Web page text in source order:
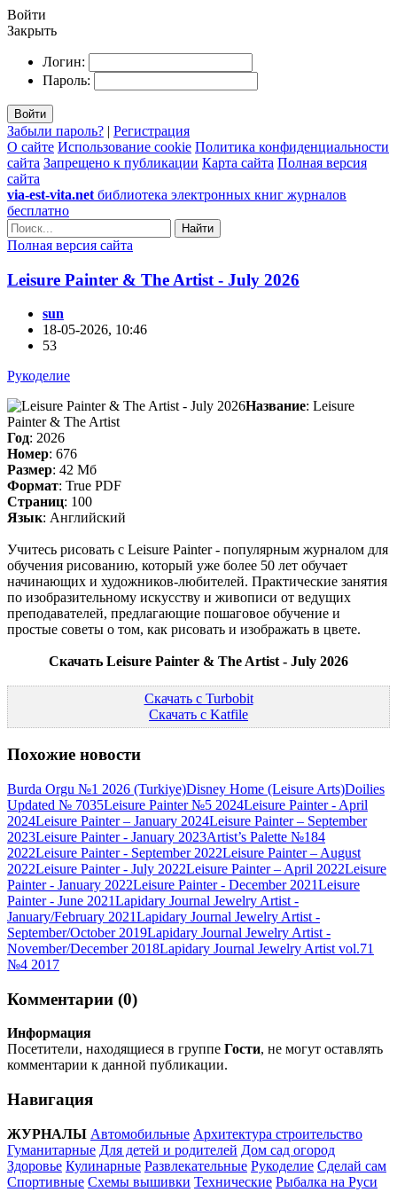
Войти
Закрыть
Логин:
Пароль:
Войти
Забыли пароль? | Регистрация
О сайте Использование cookie Политика конфиденциальности
сайта Запрещено к публикации Карта сайта Полная версия
сайта
via-est-vita.net библиотека электронных книг журналов
бесплатно
Найти
Полная версия сайта
Leisure Painter & The Artist - July 2026
sun
18-05-2026, 10:46
53
Рукоделие
Название: Leisure
Painter & The Artist
Год: 2026
Номер: 676
Размер: 42 Мб
Формат: True PDF
Страниц: 100
Язык: Английский
Учитесь рисовать с Leisure Painter - популярным журналом для
обучения рисованию, который уже более 50 лет обучает
начинающих и художников-любителей. Практические занятия
по изобразительному искусству и живописи от ведущих
преподавателей, предлагающие пошаговое обучение и
простые советы о том, как рисовать и изображать в цвете.
Скачать Leisure Painter & The Artist - July 2026
Скачать с Turbobit
Скачать с Katfile
Похожие новости
Burda Orgu №1 2026 (Turkiye)Disney Home (Leisure Arts)Doilies
Updated № 7035Leisure Painter №5 2024Leisure Painter - April
2024Leisure Painter – January 2024Leisure Painter – September
2023Leisure Painter - January 2023Artist’s Palette №184
2022Leisure Painter - September 2022Leisure Painter – August
2022Leisure Painter - July 2022Leisure Painter – April 2022Leisure
Painter - January 2022Leisure Painter - December 2021Leisure
Painter - June 2021Lapidary Journal Jewelry Artist -
January/February 2021Lapidary Journal Jewelry Artist -
September/October 2019Lapidary Journal Jewelry Artist -
November/December 2018Lapidary Journal Jewelry Artist vol.71
№4 2017
Комментарии (0)
Информация
Посетители, находящиеся в группе Гости, не могут оставлять
комментарии к данной публикации.
Навигация
ЖУРНАЛЫ Автомобильные Архитектура строительство
Гуманитарные Для детей и родителей Дом сад огород
Здоровье Кулинарные Развлекательные Рукоделие Сделай сам
Спортивные Схемы вышивки Технические Рыбалка на Руси